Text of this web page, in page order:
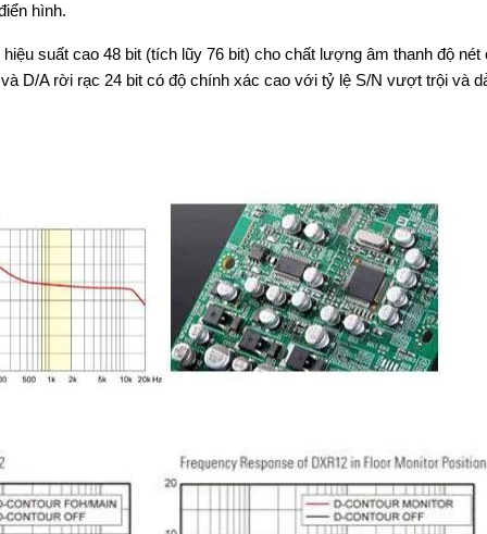
hình.
suất cao 48 bit (tích lũy 76 bit) cho chất lượng âm thanh độ nét
D/A rời rạc 24 bit có độ chính xác cao với tỷ lệ S/N vượt trội và